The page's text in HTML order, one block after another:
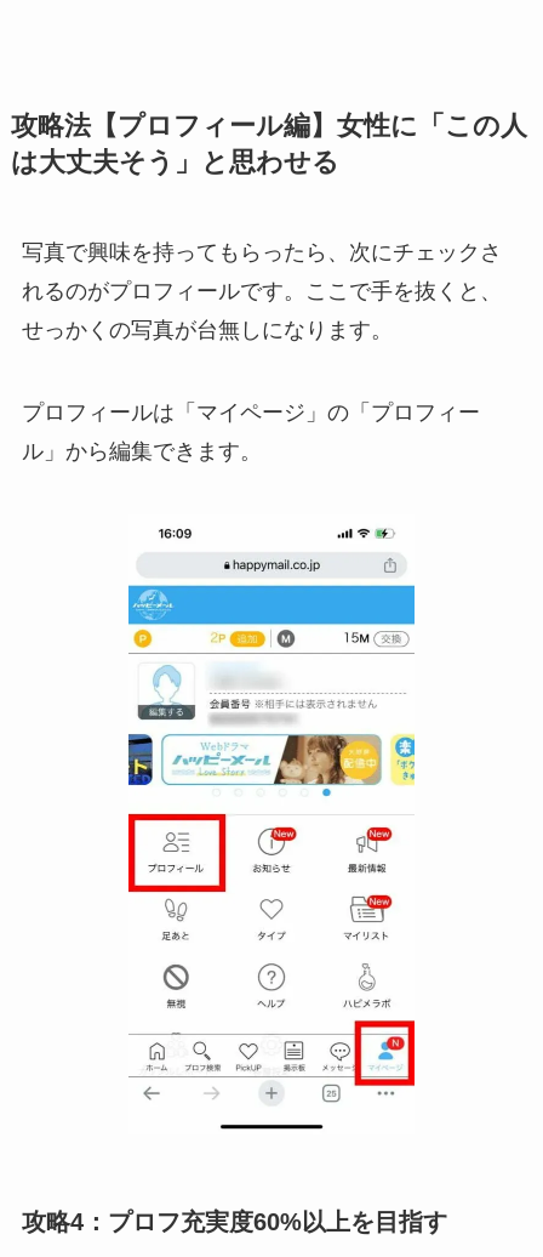
攻略法【プロフィール編】女性に「この人
は大丈夫そう」と思わせる
写真で興味を持ってもらったら、次にチェックさ
れるのがプロフィールです。ここで手を抜くと、
せっかくの写真が台無しになります。
プロフィールは「マイページ」の「プロフィー
ル」から編集できます。
攻略4：プロフ充実度60%以上を目指す